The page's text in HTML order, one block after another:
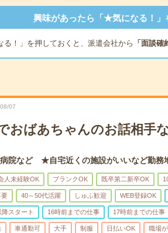
興味があったら「★気になる！」
る！」を押しておくと、派遣会社から 「面談確
07
おばあちゃんのお話相手
院など ★自宅近くの施設がいいなど勤務
人未経験OK ブランクOK 既卒第二新卒OK
要 40～50代活躍 しゅふ歓迎 WEB登録OK
スタート 16時前までの仕事 17時前までの仕事
車通勤可 大手 制服 日払いOK 職場